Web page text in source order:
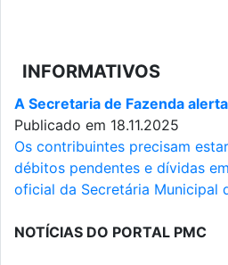
INFORMATIVOS
A Secretaria de Fazenda
Publicado em 18.11.2025
Os contribuintes precisam
débitos pendentes e dívidas
oficial da Secretária Municipal
NOTÍCIAS DO PORTAL PMC